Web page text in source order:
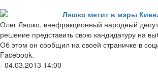
Ляшко метит в мэры
Олег Ляшко, внефракционный народный
решение представить свою кандидатуру на
Об этом он сообщил на своей страничке в
Facebook.
- 04.03.2013 14:00